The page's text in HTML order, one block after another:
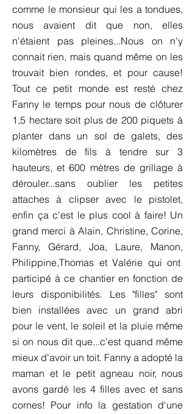
comme le monsieur qui les a tondues,
nous avaient dit que non, elles
n'étaient pas pleines...Nous on n'y
connait rien, mais quand même on les
trouvait bien rondes, et pour cause!
Tout ce petit monde est resté chez
Fanny le temps pour nous de clôturer
1,5 hectare soit plus de 200 piquets à
planter dans un sol de galets, des
kilomètres de fils à tendre sur 3
hauteurs, et 600 mètres de grillage à
dérouler...sans oublier les petites
attaches à clipser avec le pistolet,
enfin ça c'est le plus cool à faire! Un
grand merci à Alain, Christine, Corine,
Fanny, Gérard, Joa, Laure, Manon,
Philippine,Thomas et Valérie qui ont
participé à ce chantier en fonction de
leurs disponibilités. Les "filles" sont
bien installées avec un grand abri
pour le vent, le soleil et la pluie même
si on nous dit que...c'est quand même
mieux d'avoir un toit. Fanny a adopté la
maman et le petit agneau noir, nous
avons gardé les 4 filles avec et sans
cornes! Pour info la gestation d'une